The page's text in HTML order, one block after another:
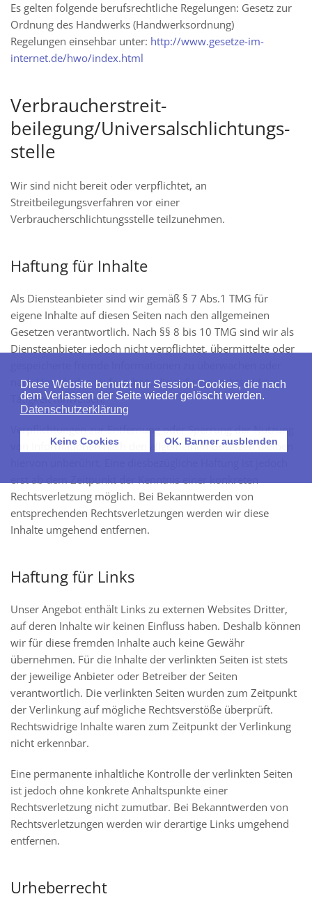
Diese Website benutzt nur Session-Cookies, die nach
dem Verlassen der Seite wieder gelöscht werden.
Datenschutzerklärung
Keine Cookies OK. Banner ausblenden
Es gelten folgende berufsrechtliche Regelungen: Gesetz zur
Ordnung des Handwerks (Handwerksordnung)
Regelungen einsehbar unter: http://www.gesetze-im-
internet.de/hwo/index.html
Verbraucher­streit­
beilegung/Universal­schlichtungs­
stelle
Wir sind nicht bereit oder verpflichtet, an
Streitbeilegungsverfahren vor einer
Verbraucherschlichtungsstelle teilzunehmen.
Haftung für Inhalte
Als Diensteanbieter sind wir gemäß § 7 Abs.1 TMG für
eigene Inhalte auf diesen Seiten nach den allgemeinen
Gesetzen verantwortlich. Nach §§ 8 bis 10 TMG sind wir als
Diensteanbieter jedoch nicht verpflichtet, übermittelte oder
nach Umständen zu forschen, die auf eine rechtswidrige
Tätigkeit hinweisen.
Verpflichtungen zur Entfernung oder Sperrung der Nutzung
von Informationen nach den allgemeinen Gesetzen bleiben
erst ab dem Zeitpunkt der Kenntnis einer konkreten
Rechtsverletzung möglich. Bei Bekanntwerden von
entsprechenden Rechtsverletzungen werden wir diese
Inhalte umgehend entfernen.
Haftung für Links
Unser Angebot enthält Links zu externen Websites Dritter,
auf deren Inhalte wir keinen Einfluss haben. Deshalb können
wir für diese fremden Inhalte auch keine Gewähr
übernehmen. Für die Inhalte der verlinkten Seiten ist stets
der jeweilige Anbieter oder Betreiber der Seiten
verantwortlich. Die verlinkten Seiten wurden zum Zeitpunkt
der Verlinkung auf mögliche Rechtsverstöße überprüft.
Rechtswidrige Inhalte waren zum Zeitpunkt der Verlinkung
nicht erkennbar.
Eine permanente inhaltliche Kontrolle der verlinkten Seiten
ist jedoch ohne konkrete Anhaltspunkte einer
Rechtsverletzung nicht zumutbar. Bei Bekanntwerden von
Rechtsverletzungen werden wir derartige Links umgehend
entfernen.
Urheberrecht